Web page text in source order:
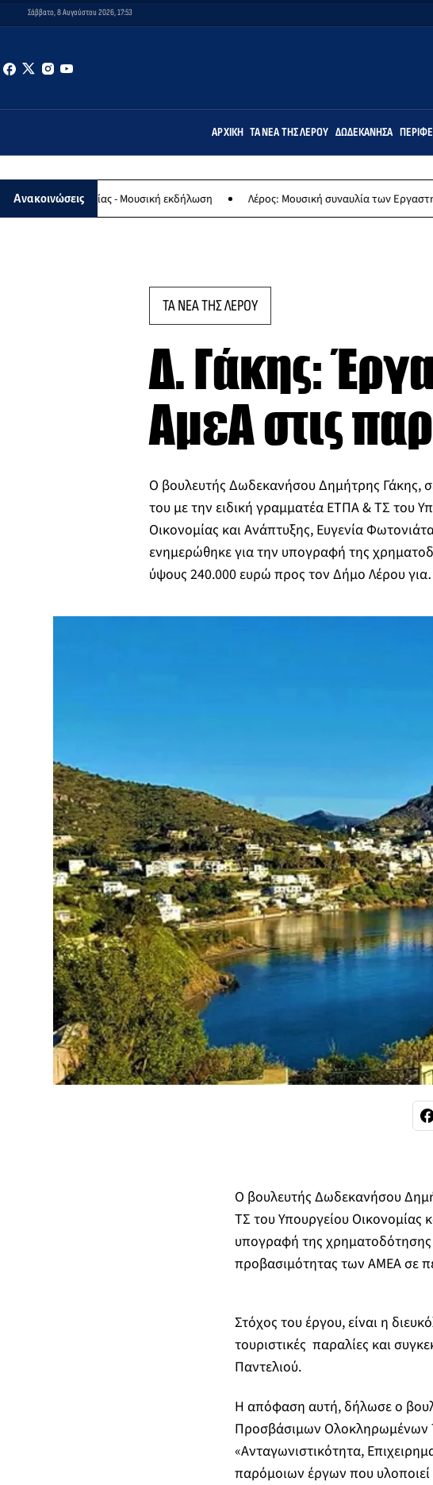
Σάββατο, 8 Αυγούστου 2026, 17:53
ΑΡΧΙΚΉ ΤΑ ΝΈΑ ΤΗΣ ΛΈΡΟΥ ΔΩΔΕΚΆΝΗΣΑ
Ανακοινώσεις- Μουσική εκδήλωση Λέρος: Μουσική συναυλία των Εργαστηρίων
ΤΑ ΝΕΑ ΤΗΣ ΛΕΡΟΥ
Δ. Γάκης:
ΑμεΑ στις
Ο βουλευτής Δωδεκανήσου Δημήτρης Γάκης,
του με την ειδική γραμματέα ΕΤΠΑ & ΤΣ του
Οικονομίας και Ανάπτυξης, Ευγενία
ενημερώθηκε για την υπογραφή της
ύψους 240.000 ευρώ προς τον Δήμο Λέρου
Ο βουλευτής Δωδεκανήσου
ΤΣ του Υπουργείου Οικονομίας
υπογραφή της
προβασιμότητας των ΑΜΕΑ σε
Στόχος του έργου, είναι η
τουριστικές παραλίες και
Παντελιού.
Η απόφαση αυτή, δήλωσε ο
Προσβάσιμων Ολοκληρωμένων
«Ανταγωνιστικότητα,
παρόμοιων έργων που υλοποιεί